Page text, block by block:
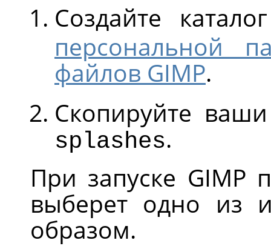
Создайте
персональной
файлов GIMP.
Скопируйте
splashes.
При запуске GIMP
выберет одно из
образом.